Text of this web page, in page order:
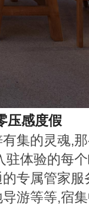
压感度假
集的灵魂,
体验的每
专属管家
游等等,宿